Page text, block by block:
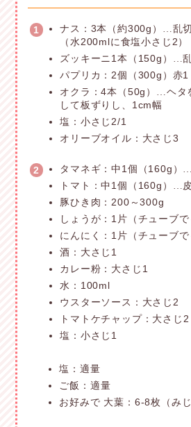
1 ナス：3本（約300g） …乱
（水200mlに食塩小さじ2）
ズッキーニ1本（150g）
…
パプリカ：2個（300g）赤1
オクラ：4本（50g） …ヘタ
して板ずりし、1cm幅
塩：小さじ2/1
オリーブオイル：大さじ3
2 タマネギ：中1個（160g）
トマト：中1個（160g）
…
豚ひき肉：200～300g
しょうが：1片（チューブで
にんにく：1片（チューブで
酒：大さじ1
カレー粉：大さじ1
水：100ml
ウスターソース：大さじ2
トマトケチャップ：大さじ2
塩：小さじ1
塩：適量
ご飯：適量
お好みで 大葉：6-8枚（みじ